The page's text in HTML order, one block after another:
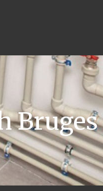
Bruges